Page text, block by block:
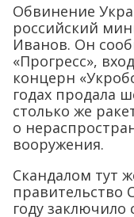
Обвинение
российский
Иванов. Он
«Прогресс»,
концерн
годах продала
столько же
о
вооружения.
Скандалом тут
правительство
году